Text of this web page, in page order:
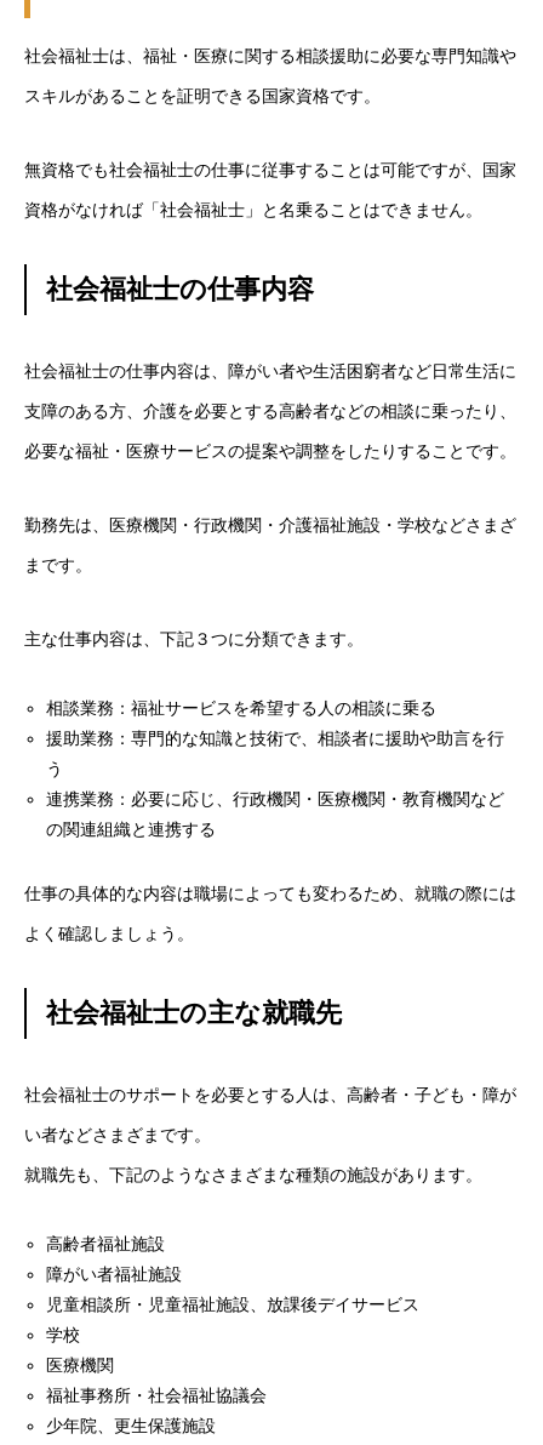
社会福祉士は、福祉・医療に関する相談援助に必要な専門知識や
スキルがあることを証明できる国家資格です。
無資格でも社会福祉士の仕事に従事することは可能ですが、国家
資格がなければ「社会福祉士」と名乗ることはできません。
社会福祉士の仕事内容
社会福祉士の仕事内容は、障がい者や生活困窮者など日常生活に
支障のある方、介護を必要とする高齢者などの相談に乗ったり、
必要な福祉・医療サービスの提案や調整をしたりすることです。
勤務先は、医療機関・行政機関・介護福祉施設・学校などさまざ
まです。
主な仕事内容は、下記３つに分類できます。
相談業務：福祉サービスを希望する人の相談に乗る
援助業務：専門的な知識と技術で、相談者に援助や助言を行
う
連携業務：必要に応じ、行政機関・医療機関・教育機関など
の関連組織と連携する
仕事の具体的な内容は職場によっても変わるため、就職の際には
よく確認しましょう。
社会福祉士の主な就職先
社会福祉士のサポートを必要とする人は、高齢者・子ども・障が
い者などさまざまです。
就職先も、下記のようなさまざまな種類の施設があります。
高齢者福祉施設
障がい者福祉施設
児童相談所・児童福祉施設、放課後デイサービス
学校
医療機関
福祉事務所・社会福祉協議会
少年院、更生保護施設